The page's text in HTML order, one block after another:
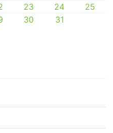
23 24
25
30
31